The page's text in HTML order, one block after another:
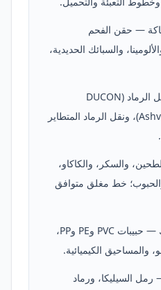
— حقن الفحم
والسبائك الحديدية،
محطات الطاقة — نقل الرماد (DUCON
Ashveyor / Denseveyor)، ونقل الرماد المتطاير
والسكر، والكاكاو،
والحبوب؛ خط مغلق متوافق
الكيماويات والبلاستيك — حبيبات PVC وPE وPP،
والمساحيق الكيميائية.
السيليكا، ورماد